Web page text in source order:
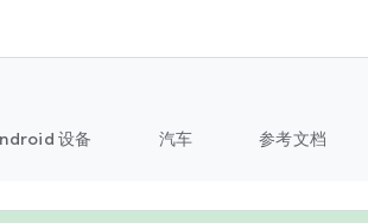
设备 汽车 参考文档